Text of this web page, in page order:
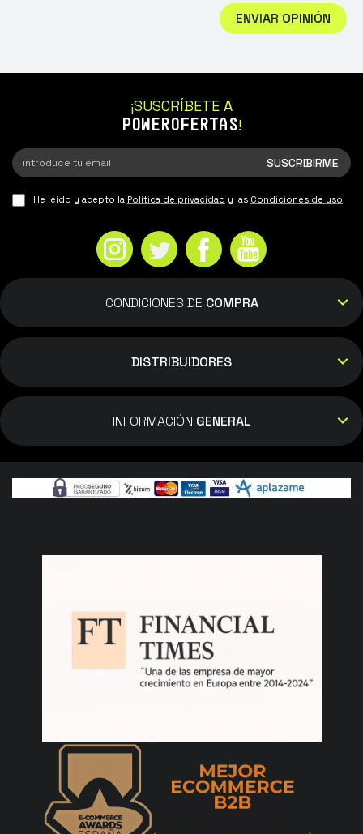
ENVIAR OPINIÓN
¡SUSCRÍBETE A
POWEROFERTAS!
He leído y acepto la Política de privacidad y las Condiciones de uso
CONDICIONES DE COMPRA
DISTRIBUIDORES
INFORMACIÓN GENERAL